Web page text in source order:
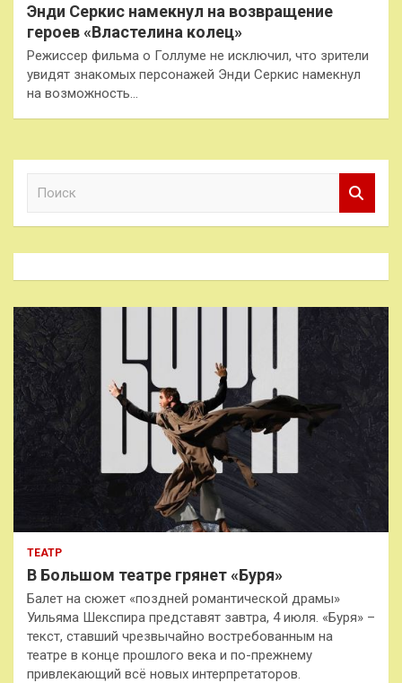
Энди Серкис намекнул на возвращение
героев «Властелина колец»
Режиссер фильма о Голлуме не исключил, что зрители
увидят знакомых персонажей Энди Серкис намекнул
на возможность…
к
ТЕАТР
В Большом театре грянет «Буря»
Балет на сюжет «поздней романтической драмы»
Уильяма Шекспира представят завтра, 4 июля. «Буря» –
текст, ставший чрезвычайно востребованным на
театре в конце прошлого века и по-прежнему
привлекающий всё новых интерпретаторов.